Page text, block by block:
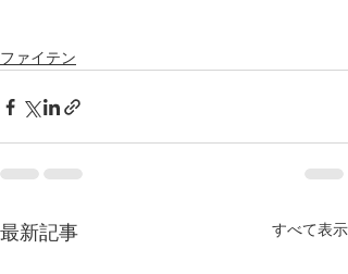
ファイテン
最新記事 すべて表示